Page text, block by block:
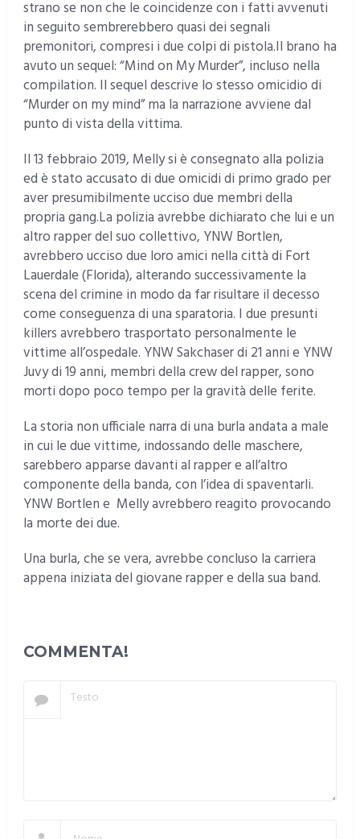
strano se non che le coincidenze con i fatti avvenuti
in seguito sembrerebbero quasi dei segnali
premonitori, compresi i due colpi di pistola.Il brano ha
avuto un sequel: “Mind on My Murder”, incluso nella
compilation. Il sequel descrive lo stesso omicidio di
“Murder on my mind” ma la narrazione avviene dal
punto di vista della vittima.
Il 13 febbraio 2019, Melly si è consegnato alla polizia
ed è stato accusato di due omicidi di primo grado per
aver presumibilmente ucciso due membri della
propria gang.La polizia avrebbe dichiarato che lui e un
altro rapper del suo collettivo, YNW Bortlen,
avrebbero ucciso due loro amici nella città di Fort
Lauerdale (Florida), alterando successivamente la
scena del crimine in modo da far risultare il decesso
come conseguenza di una sparatoria. I due presunti
killers avrebbero trasportato personalmente le
vittime all’ospedale. YNW Sakchaser di 21 anni e YNW
Juvy di 19 anni, membri della crew del rapper, sono
morti dopo poco tempo per la gravità delle ferite.
La storia non ufficiale narra di una burla andata a male
in cui le due vittime, indossando delle maschere,
sarebbero apparse davanti al rapper e all’altro
componente della banda, con l’idea di spaventarli.
YNW Bortlen e Melly avrebbero reagito provocando
la morte dei due.
Una burla, che se vera, avrebbe concluso la carriera
appena iniziata del giovane rapper e della sua band.
COMMENTA!